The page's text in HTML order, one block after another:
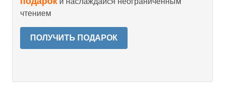
чтением
ПОЛУЧИТЬ ПОДАРОК